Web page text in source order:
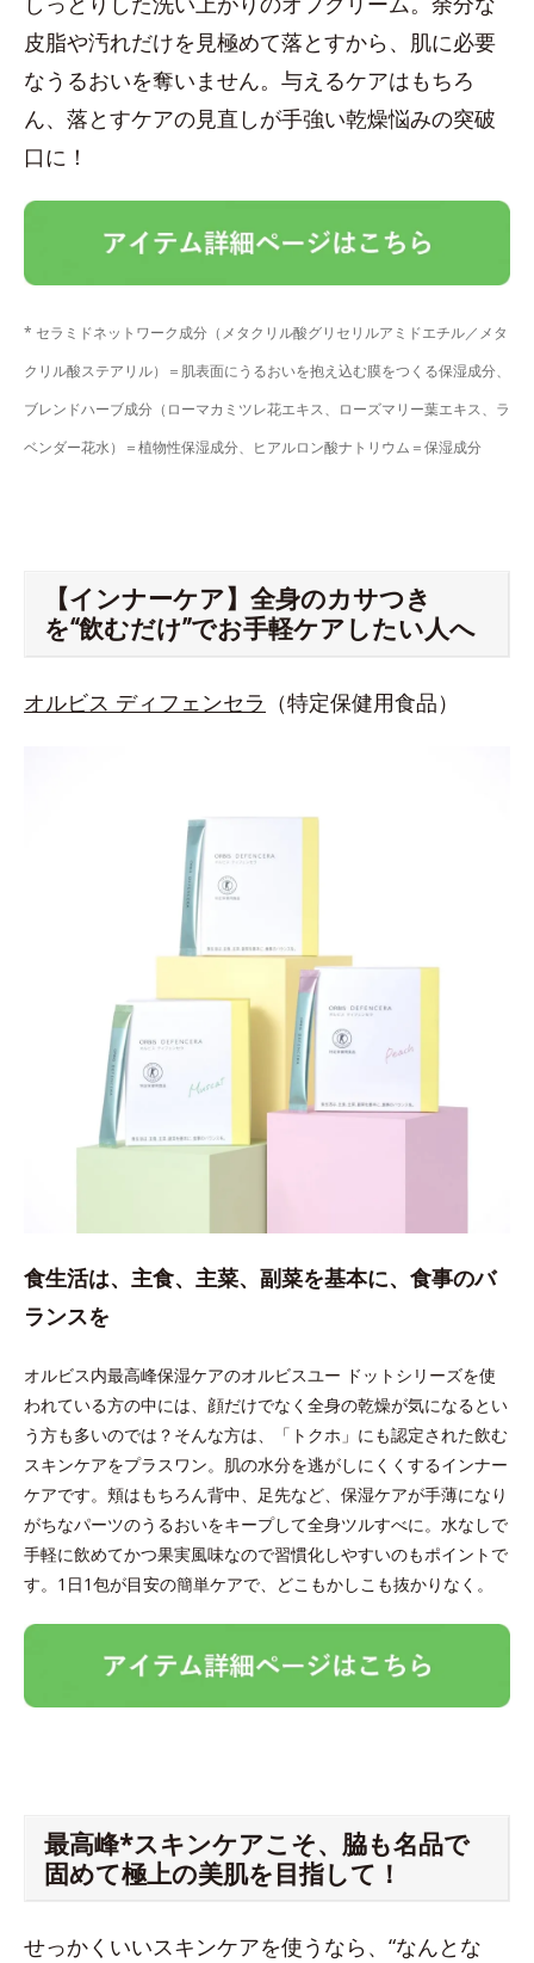
皮脂や汚れだけを見極めて落とすから、肌に必要
なうるおいを奪いません。与えるケアはもちろ
ん、落とすケアの見直しが手強い乾燥悩みの突破
口に！
* セラミドネットワーク成分（メタクリル酸グリセリルアミドエチル／メタ
クリル酸ステアリル）＝肌表面にうるおいを抱え込む膜をつくる保湿成分、
ブレンドハーブ成分（ローマカミツレ花エキス、ローズマリー葉エキス、ラ
ベンダー花水）＝植物性保湿成分、ヒアルロン酸ナトリウム＝保湿成分
【インナーケア】全身のカサつき
を“飲むだけ”でお手軽ケアしたい人へ
オルビス ディフェンセラ （特定保健用食品）
食生活は、主食、主菜、副菜を基本に、食事のバ
ランスを
オルビス内最高峰保湿ケアのオルビスユー ドットシリーズを使
われている方の中には、顔だけでなく全身の乾燥が気になるとい
う方も多いのでは？そんな方は、「トクホ」にも認定された飲む
スキンケアをプラスワン。肌の水分を逃がしにくくするインナー
ケアです。頬はもちろん背中、足先など、保湿ケアが手薄になり
がちなパーツのうるおいをキープして全身ツルすべに。水なしで
手軽に飲めてかつ果実風味なので習慣化しやすいのもポイントで
す。1日1包が目安の簡単ケアで、どこもかしこも抜かりなく。
最高峰*スキンケアこそ、脇も名品で
固めて極上の美肌を目指して！
せっかくいいスキンケアを使うなら、“なんとな